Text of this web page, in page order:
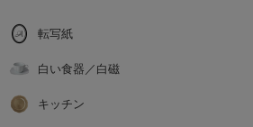
転写紙
白い食器／白磁
キッチン